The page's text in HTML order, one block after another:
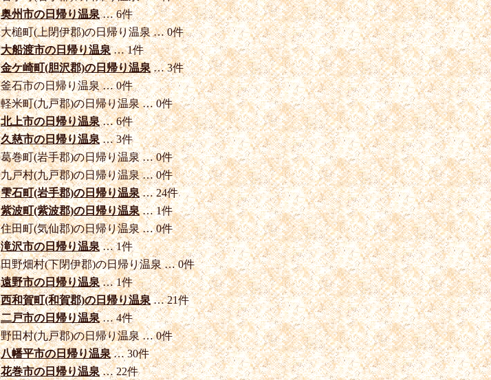
奥州市の日帰り温泉… 6件
大槌町(上閉伊郡)の日帰り温泉 … 0件
大船渡市の日帰り温泉… 1件
金ケ崎町(胆沢郡)の日帰り温泉… 3件
釜石市の日帰り温泉 … 0件
軽米町(九戸郡)の日帰り温泉 … 0件
北上市の日帰り温泉… 6件
久慈市の日帰り温泉… 3件
葛巻町(岩手郡)の日帰り温泉 … 0件
九戸村(九戸郡)の日帰り温泉 … 0件
雫石町(岩手郡)の日帰り温泉… 24件
紫波町(紫波郡)の日帰り温泉… 1件
住田町(気仙郡)の日帰り温泉 … 0件
滝沢市の日帰り温泉… 1件
田野畑村(下閉伊郡)の日帰り温泉 … 0件
遠野市の日帰り温泉… 1件
西和賀町(和賀郡)の日帰り温泉… 21件
二戸市の日帰り温泉… 4件
野田村(九戸郡)の日帰り温泉 … 0件
八幡平市の日帰り温泉… 30件
花巻市の日帰り温泉… 22件